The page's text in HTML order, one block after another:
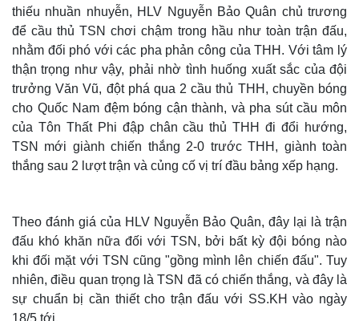
thiếu nhuần nhuyễn, HLV Nguyễn Bảo Quân chủ trương
để cầu thủ TSN chơi chậm trong hầu như toàn trận đấu,
nhằm đối phó với các pha phản công của THH. Với tâm lý
thận trọng như vậy, phải nhờ tình huống xuất sắc của đội
trưởng Văn Vũ, đột phá qua 2 cầu thủ THH, chuyền bóng
cho Quốc Nam đệm bóng cận thành, và pha sút cầu môn
của Tôn Thất Phi đập chân cầu thủ THH đi đổi hướng,
TSN mới giành chiến thắng 2-0 trước THH, giành toàn
thắng sau 2 lượt trận và củng cố vị trí đầu bảng xếp hạng.
Theo đánh giá của HLV Nguyễn Bảo Quân, đây lại là trận
đấu khó khăn nữa đối với TSN, bởi bất kỳ đội bóng nào
khi đối mặt với TSN cũng "gồng mình lên chiến đấu". Tuy
nhiên, điều quan trọng là TSN đã có chiến thắng, và đây là
sự chuẩn bị cần thiết cho trận đấu với SS.KH vào ngày
18/5 tới.